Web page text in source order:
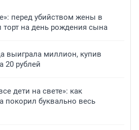
перед убийством жены в
торт на день рождения сына
выиграла миллион, купив
20 рублей
дети на свете»: как
буквально весь